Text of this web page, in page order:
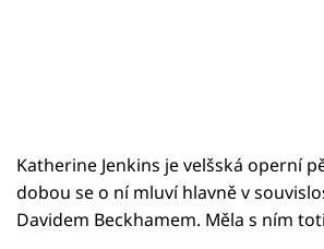
Katherine Jenkins je velšská operní
dobou se o ní mluví hlavně v
Davidem Beckhamem. Měla s ním